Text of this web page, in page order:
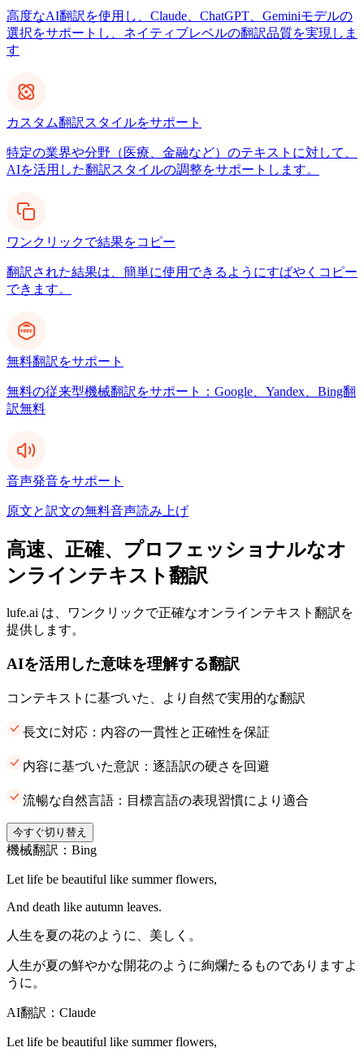
高度なAI翻訳を使用し、Claude、ChatGPT、Geminiモデルの
選択をサポートし、ネイティブレベルの翻訳品質を実現しま
す
カスタム翻訳スタイルをサポート
特定の業界や分野（医療、金融など）のテキストに対して、
AIを活用した翻訳スタイルの調整をサポートします。
ワンクリックで結果をコピー
翻訳された結果は、簡単に使用できるようにすばやくコピー
できます。
無料翻訳をサポート
無料の従来型機械翻訳をサポート：Google、Yandex、Bing翻
訳無料
音声発音をサポート
原文と訳文の無料音声読み上げ
高速、正確、プロフェッショナルなオ
ンラインテキスト翻訳
lufe.ai は、ワンクリックで正確なオンラインテキスト翻訳を
提供します。
AIを活用した意味を理解する翻訳
コンテキストに基づいた、より自然で実用的な翻訳
長文に対応：内容の一貫性と正確性を保証
内容に基づいた意訳：逐語訳の硬さを回避
流暢な自然言語：目標言語の表現習慣により適合
今すぐ切り替え
機械翻訳：Bing
Let life be beautiful like summer flowers,
And death like autumn leaves.
人生を夏の花のように、美しく。
人生が夏の鮮やかな開花のように絢爛たるものでありますよ
うに。
AI翻訳：Claude
Let life be beautiful like summer flowers,